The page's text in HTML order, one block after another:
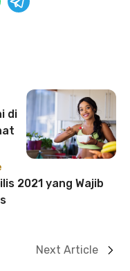
di
2021 yang Wajib
Next Article